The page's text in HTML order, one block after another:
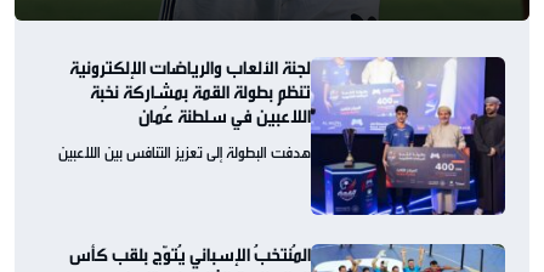
لجنة الألعاب والرياضات الإلكترونية
تنظم بطولة القمة بمشاركة نخبة
اللاعبين في سلطنة عُمان
هدفت البطولة إلى تعزيز التنافس بين اللاعبين
المُنتخبُ الإسباني يُتوّج بلقب كأس